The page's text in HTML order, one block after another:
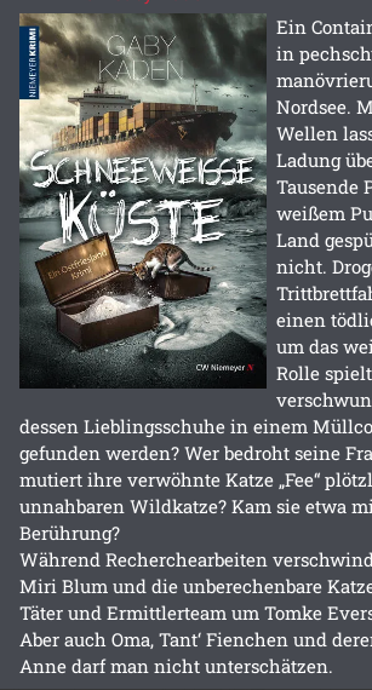
Ein
in
Nordsee.
Wellen
Ladung
Tausende
weißem
Land
nicht.
einen
um das
Rolle
dessen Lieblingsschuhe in einem
gefunden werden? Wer bedroht seine
mutiert ihre verwöhnte Katze „Fee“
unnahbaren Wildkatze? Kam sie etwa
Berührung?
Während Recherchearbeiten
Miri Blum und die unberechenbare
Täter und Ermittlerteam um Tomke
Aber auch Oma, Tant‘ Fienchen und
Anne darf man nicht unterschätzen.